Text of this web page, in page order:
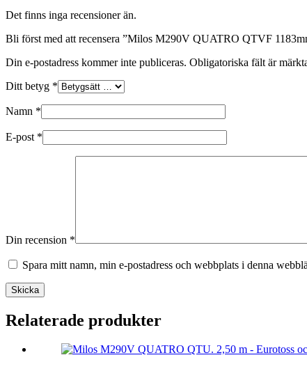
Det finns inga recensioner än.
Bli först med att recensera ”Milos M290V QUATRO QTVF
Din e-postadress kommer inte publiceras. Obligatoriska fält är
Ditt betyg *
Namn *
E-post *
Din recension *
Spara mitt namn, min e-postadress och webbplats i denna
Skicka
Relaterade produkter